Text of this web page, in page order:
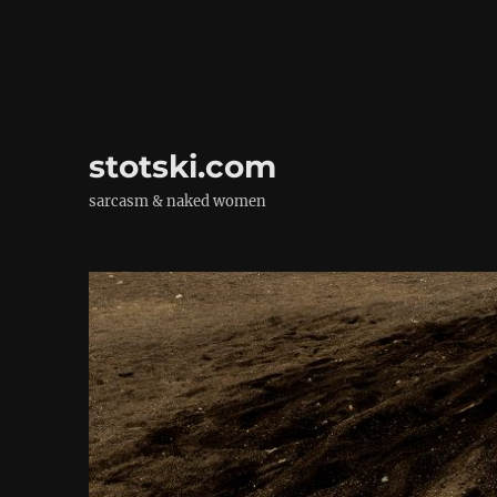
stotski.com
sarcasm & naked women